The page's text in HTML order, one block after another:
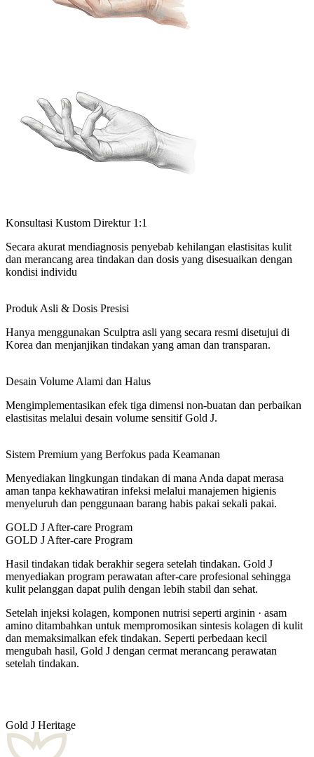
Konsultasi Kustom Direktur 1:1
Secara akurat mendiagnosis penyebab kehilangan elastisitas kulit
dan merancang area tindakan dan dosis yang disesuaikan dengan
kondisi individu
Produk Asli & Dosis Presisi
Hanya menggunakan Sculptra asli yang secara resmi disetujui di
Korea dan menjanjikan tindakan yang aman dan transparan.
Desain Volume Alami dan Halus
Mengimplementasikan efek tiga dimensi non-buatan dan perbaikan
elastisitas melalui desain volume sensitif Gold J.
Sistem Premium yang Berfokus pada Keamanan
Menyediakan lingkungan tindakan di mana Anda dapat merasa
aman tanpa kekhawatiran infeksi melalui manajemen higienis
menyeluruh dan penggunaan barang habis pakai sekali pakai.
GOLD J After-care Program
GOLD J After-care Program
Hasil tindakan tidak berakhir segera setelah tindakan. Gold J
menyediakan program perawatan after-care profesional sehingga
kulit pelanggan dapat pulih dengan lebih stabil dan sehat.
Setelah injeksi kolagen, komponen nutrisi seperti arginin · asam
amino ditambahkan untuk mempromosikan sintesis kolagen di kulit
dan memaksimalkan efek tindakan. Seperti perbedaan kecil
mengubah hasil, Gold J dengan cermat merancang perawatan
setelah tindakan.
Gold J Heritage